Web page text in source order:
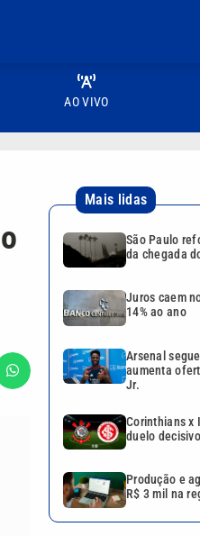
AO VIVO
Mais lidas
São Paulo
da chegada
Juros caem
14% ao ano
Arsenal
aumenta
Jr.
Corinthians x
duelo
Produção e
R$ 3 mil na